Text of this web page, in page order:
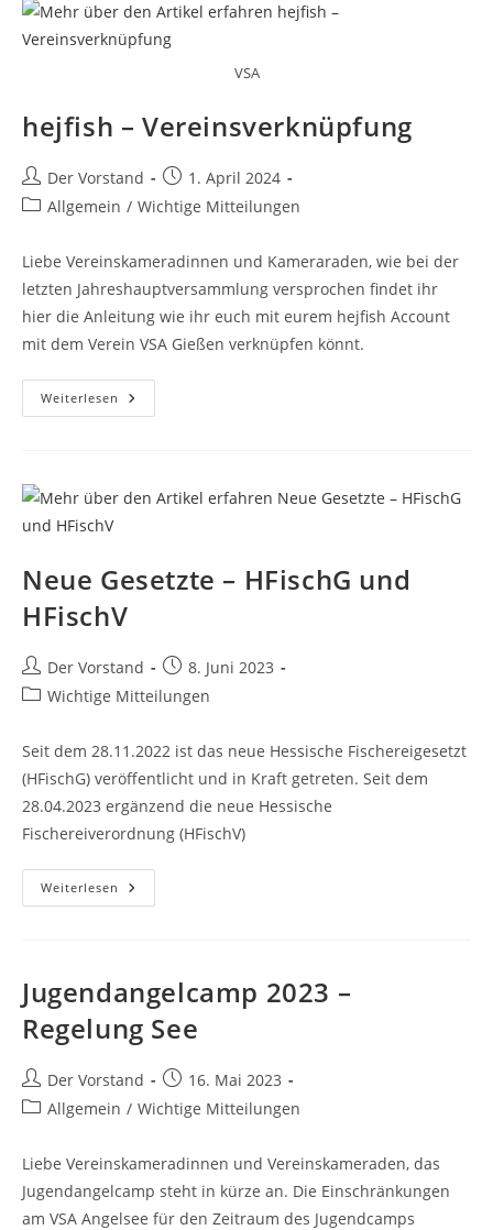
VSA
hejfish – Vereinsverknüpfung
Beitrags-
Autor:
Der Vorstand
Beitrag
veröffentlicht:
1. April 2024
Beitrags-
Allgemein / Wichtige Mitteilungen
Liebe Vereinskameradinnen und Kameraraden, wie bei der
letzten Jahreshauptversammlung versprochen findet ihr
hier die Anleitung wie ihr euch mit eurem hejfish Account
mit dem Verein VSA Gießen verknüpfen könnt.
Weiterlesen Hejfish
–
Neue Gesetzte – HFischG und
HFischV
Beitrags-
Autor:
Der Vorstand
Beitrag
veröffentlicht:
8. Juni 2023
Beitrags-
Wichtige Mitteilungen
Seit dem 28.11.2022 ist das neue Hessische Fischereigesetzt
(HFischG) veröffentlicht und in Kraft getreten. Seit dem
28.04.2023 ergänzend die neue Hessische
Fischereiverordnung (HFischV)
Weiterlesen Neue
Gesetzte
Jugendangelcamp 2023 –
Regelung See
Beitrags-
Autor:
Der Vorstand
Beitrag
veröffentlicht:
16. Mai 2023
Beitrags-
Allgemein / Wichtige Mitteilungen
Liebe Vereinskameradinnen und Vereinskameraden, das
Jugendangelcamp steht in kürze an. Die Einschränkungen
am VSA Angelsee für den Zeitraum des Jugendcamps